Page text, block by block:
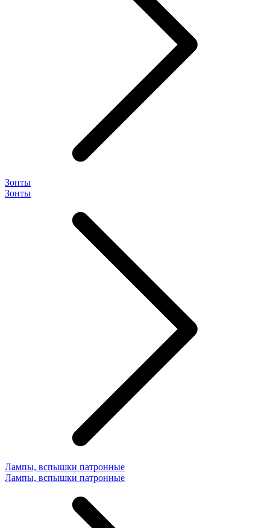
Зонты
Зонты
Лампы, вспышки патронные
Лампы, вспышки патронные